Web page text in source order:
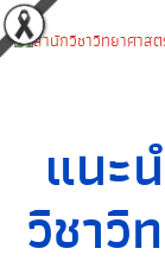
แนะ
วิชาวิ